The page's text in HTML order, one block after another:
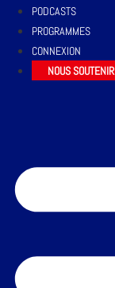
PODCASTS
PROGRAMMES
CONNEXION
NOUS SOUTENIR